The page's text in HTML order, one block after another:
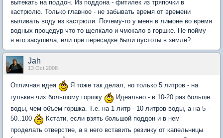
вытекать на поддон. Из поддона - фитилек из тряпочки в
кастрюлю. Только главное - не забывать время от времени
выливать воду из кастрюли. Почему-то у меня в лимоне во время
водных процедур что-то щелкало и чмокало в горшке. Не пойму -
я его засушила, или при пересадке были пустоты в земле?
Jah
13 Oct 2008
Отличная идея
Я тоже так делал, но только 5 литров - на
гулькин чих большому горшку
Идеально - в 10-20 раз больше
воды, чем объем горшка. Т.е. на 1 литр - 10 литров воды, а на 5 -
50..100
Кстати, если взять большой поддон и в нем
проделать отверстие, а в него вставить резинку от капельницы